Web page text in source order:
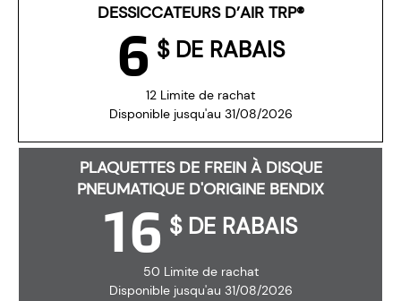
DESSICCATEURS D’AIR TRP®
12 Limite de rachat
Disponible jusqu'au 31/08/2026
6 $ DE RABAIS
PLAQUETTES DE FREIN À DISQUE
PNEUMATIQUE D'ORIGINE BENDIX
50 Limite de rachat
Disponible jusqu'au 31/08/2026
16 $ DE RABAIS